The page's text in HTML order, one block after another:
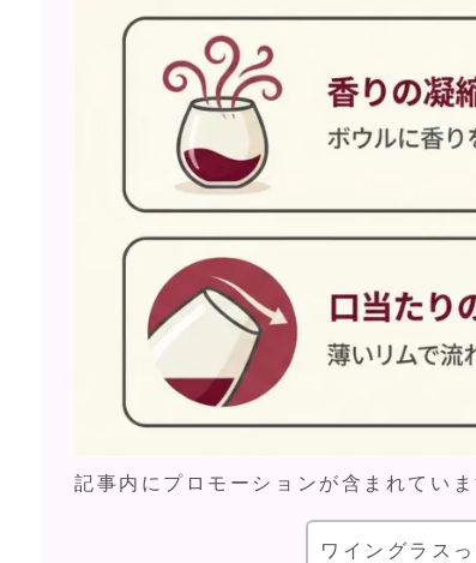
記事内にプロモーションが含まれていま
ワイングラス